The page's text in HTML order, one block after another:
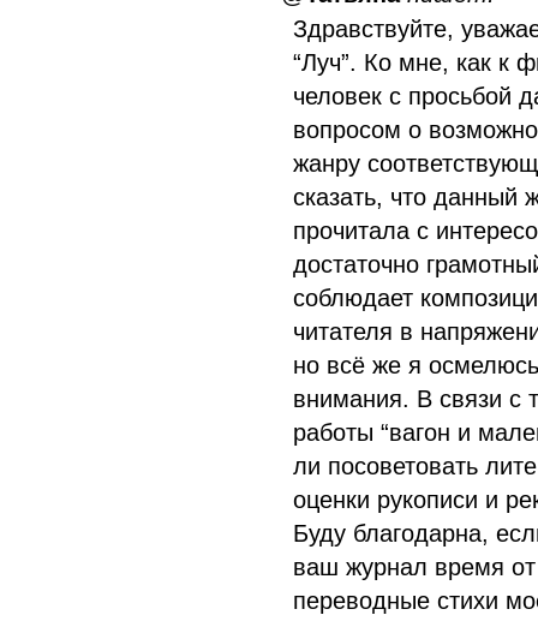
Здравствуйте,
“Луч”. Ко мне, как к
человек с просьбой
вопросом о
жанру
сказать, что данный
прочитала с
достаточно
соблюдает
читателя в
но всё же я
внимания. В связи с
работы “вагон и
ли посоветовать
оценки рукописи и
Буду благодарна,
ваш журнал время
переводные стихи